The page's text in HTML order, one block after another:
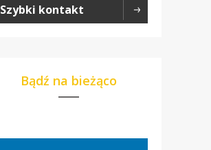
Szybki kontakt
Bądź na bieżąco